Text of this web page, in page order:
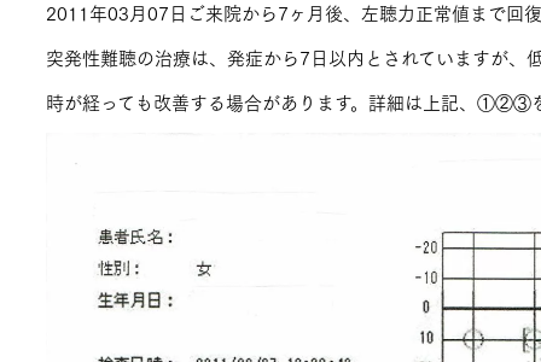
2011年03月07日ご来院から7ヶ月後、左聴力正常値まで回
突発性難聴の治療は、発症から7日以内とされていますが、
時が経っても改善する場合があります。詳細は上記、①②③